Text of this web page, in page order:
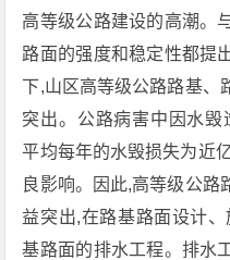
高等级公路建设的高潮。
路面的强度和稳定性都提
下,山区高等级公路路基、
突出。公路病害中因水
平均每年的水毁损失为近
良影响。因此,高等级公路
益突出,在路基路面设计
基路面的排水工程。排水